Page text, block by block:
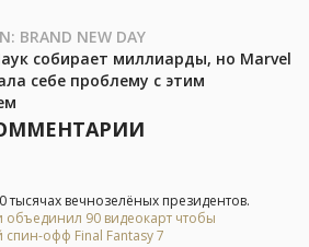
BRAND NEW DAY
собирает миллиарды, но Marvel
себе проблему с этим
тысячах вечнозелёных президентов.
объединил 90 видеокарт чтобы
офф Final Fantasy 7